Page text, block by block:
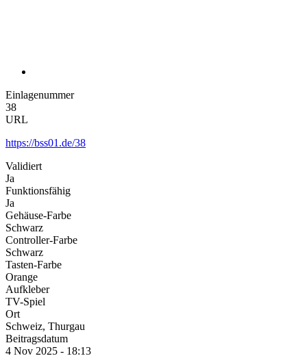
Einlagenummer
38
URL
https://bss01.de/38
Validiert
Ja
Funktionsfähig
Ja
Gehäuse-Farbe
Schwarz
Controller-Farbe
Schwarz
Tasten-Farbe
Orange
Aufkleber
TV-Spiel
Ort
Schweiz, Thurgau
Beitragsdatum
4 Nov 2025 - 18:13